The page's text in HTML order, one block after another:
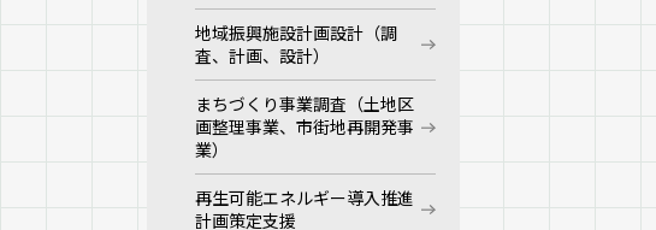
地域振興施設計画設計（調
査、計画、設計）
まちづくり事業調査（土地区
画整理事業、市街地再開発事
業）
再生可能エネルギー導入推進
計画策定支援